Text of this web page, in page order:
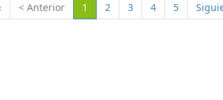
< Anterior 1 (Actual)
2 3 4 5